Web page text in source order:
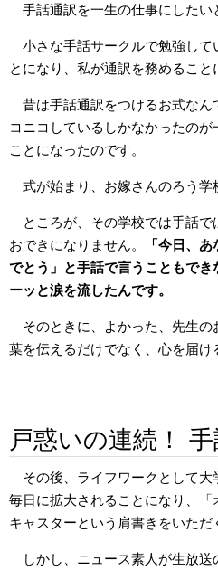
手話通訳を一生の仕事にしたい
小さな手話サークルで勉強し
とになり、私が通訳を務めること
昔は手話通訳をつけるお式な
コニコしているしかなかったの
ことになったのです。
式が始まり、お嫁さんのろう学
ところが、その学校では手話
おできになりません。
「今日、
でとう」と手話で言うこともで
ーッと涙を流したんです。
そのときに、よかった、先生
葉を伝えるだけでなく、心を届け
戸惑いの連続！
その後、ライフワークとして
毎日に拡大されることになり、
キャスターという肩書きをいただ
しかし、ニュース素人が生放